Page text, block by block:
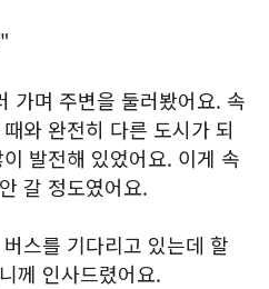
가며 주변을 둘러봤어요. 속
와 완전히 다른 도시가 되
발전해 있었어요. 이게 속
갈 정도였어요.
스를 기다리고 있는데 할
께 인사드렸어요.